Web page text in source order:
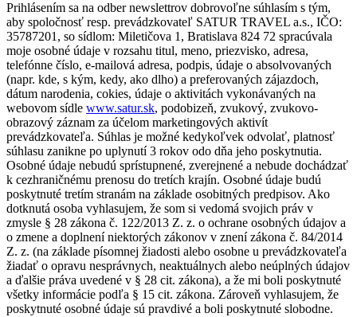
Prihlásením sa na odber newslettrov dobrovoľne súhlasím s tým,
aby spoločnosť resp. prevádzkovateľ SATUR TRAVEL a.s., IČO:
35787201, so sídlom: Miletičova 1, Bratislava 824 72 spracúvala
moje osobné údaje v rozsahu titul, meno, priezvisko, adresa,
telefónne číslo, e-mailová adresa, podpis, údaje o absolvovaných
(napr. kde, s kým, kedy, ako dlho) a preferovaných zájazdoch,
dátum narodenia, cokies, údaje o aktivitách vykonávaných na
webovom sídle www.satur.sk, podobizeň, zvukový, zvukovo-
obrazový záznam za účelom marketingových aktivít
prevádzkovateľa. Súhlas je možné kedykoľvek odvolať, platnosť
súhlasu zanikne po uplynutí 3 rokov odo dňa jeho poskytnutia.
Osobné údaje nebudú sprístupnené, zverejnené a nebude dochádzať
k cezhraničnému prenosu do tretích krajín. Osobné údaje budú
poskytnuté tretím stranám na základe osobitných predpisov. Ako
dotknutá osoba vyhlasujem, že som si vedomá svojich práv v
zmysle § 28 zákona č. 122/2013 Z. z. o ochrane osobných údajov a
o zmene a doplnení niektorých zákonov v znení zákona č. 84/2014
Z. z. (na základe písomnej žiadosti alebo osobne u prevádzkovateľa
žiadať o opravu nesprávnych, neaktuálnych alebo neúplných údajov
a ďalšie práva uvedené v § 28 cit. zákona), a že mi boli poskytnuté
všetky informácie podľa § 15 cit. zákona. Zároveň vyhlasujem, že
poskytnuté osobné údaje sú pravdivé a boli poskytnuté slobodne.